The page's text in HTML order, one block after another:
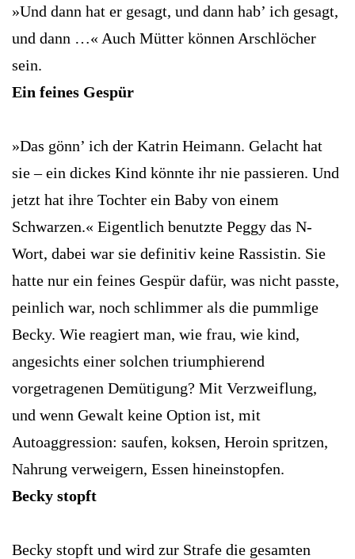
»Und dann hat er gesagt, und dann hab’ ich gesagt,
und dann …« Auch Mütter können Arschlöcher
sein.
Ein feines Gespür
»Das gönn’ ich der Katrin Heimann. Gelacht hat
sie – ein dickes Kind könnte ihr nie passieren. Und
jetzt hat ihre Tochter ein Baby von einem
Schwarzen.« Eigentlich benutzte Peggy das N-
Wort, dabei war sie definitiv keine Rassistin. Sie
hatte nur ein feines Gespür dafür, was nicht passte,
peinlich war, noch schlimmer als die pummlige
Becky. Wie reagiert man, wie frau, wie kind,
angesichts einer solchen triumphierend
vorgetragenen Demütigung? Mit Verzweiflung,
und wenn Gewalt keine Option ist, mit
Autoaggression: saufen, koksen, Heroin spritzen,
Nahrung verweigern, Essen hineinstopfen.
Becky stopft
Becky stopft und wird zur Strafe die gesamten